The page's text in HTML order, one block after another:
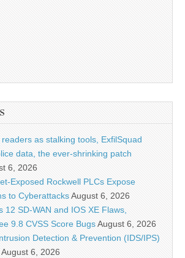
as stalking tools, ExfilSquad
data, the ever-shrinking patch
6, 2026
Exposed Rockwell PLCs Expose
to CyberattacksAugust 6, 2026
12 SD-WAN and IOS XE Flaws,
9.8 CVSS Score BugsAugust 6, 2026
Detection & Prevention (IDS/IPS)
August 6, 2026